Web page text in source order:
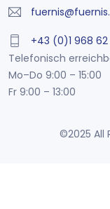
+43 (0)1 968 62
Telefonisch
Mo–Do 9:00 – 15:00
Fr 9:00 – 13:00
©2025 All